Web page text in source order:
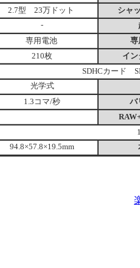
2.7型 23万ドット
シャ
-
専用電池
専
210枚
イ
SDHCカード
光学式
1.3コマ/秒
バ
94.8×57.8×19.5mm